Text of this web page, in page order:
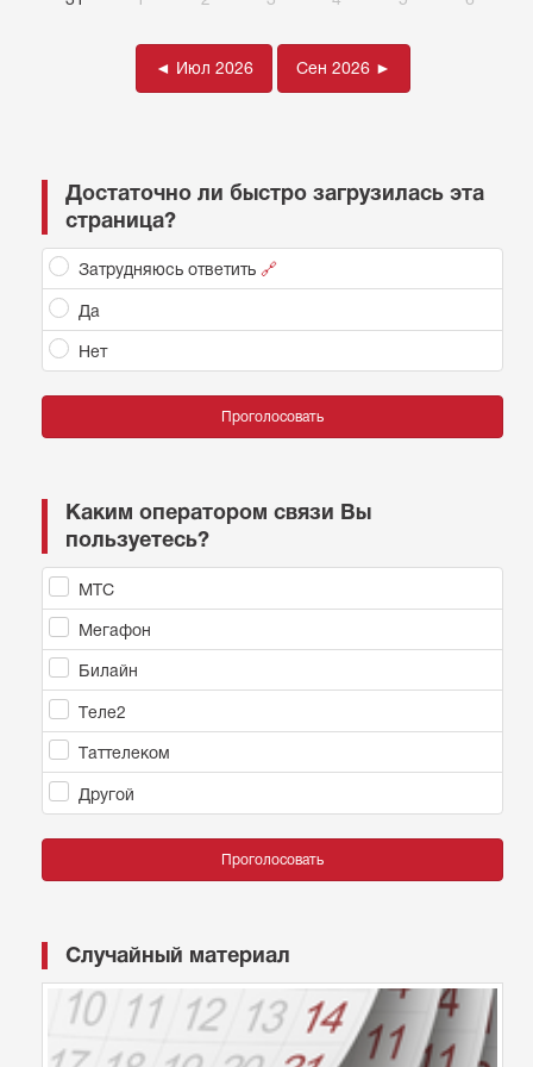
◄ Июл 2026 Сен 2026 ►
Достаточно ли быстро загрузилась эта
страница?
Затрудняюсь ответить 🔗
Да
Нет
Проголосовать
Каким оператором связи Вы
пользуетесь?
МТС
Мегафон
Билайн
Теле2
Таттелеком
Другой
Проголосовать
Случайный материал